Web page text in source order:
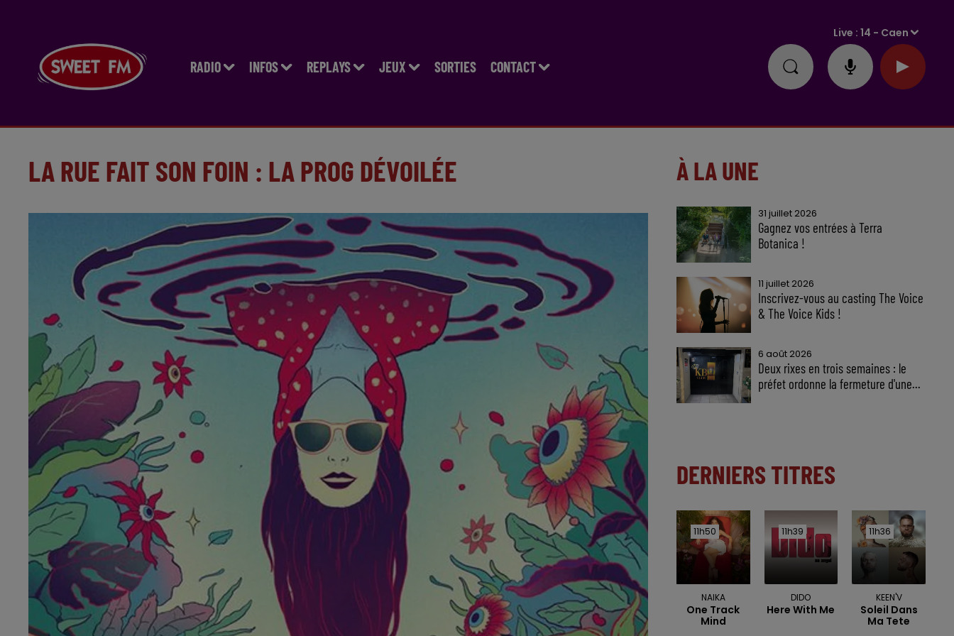
RADIO INFOS REPLAYS JEUX SORTIES CONTACT
Live :14 - Caen
LA RUE FAIT SON FOIN : LA PROG DÉVOILÉE À LA UNE
31 juillet 2026
Gagnez vos entrées à Terra
Botanica !
11 juillet 2026
Inscrivez-vous au casting The Voice
& The Voice Kids !
6 août 2026
Deux rixes en trois semaines : le
préfet ordonne la fermeture d'une...
DERNIERS TITRES
11h50
11h50
NAIKA
One Track
Mind
11h39
11h39
DIDO
Here With Me
11h36
11h36
KEEN'V
Soleil Dans
Ma Tete